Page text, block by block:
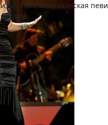
известная американская
которая…